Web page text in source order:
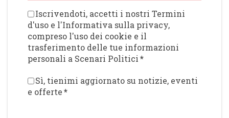
Iscrivendoti, accetti i nostri Termini
d'uso e l'Informativa sulla privacy,
compreso l'uso dei cookie e il
trasferimento delle tue informazioni
personali a Scenari Politici*
Sì, tienimi aggiornato su notizie, eventi
e offerte*